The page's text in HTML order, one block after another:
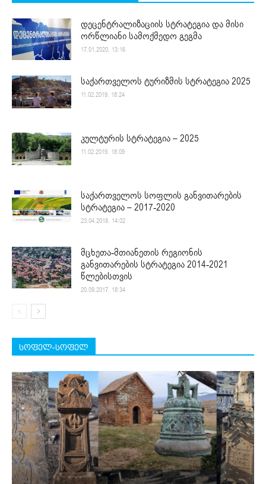
დეცენტრალიზაციის სტრატეგია და მისი
ორწლიანი სამოქმედო გეგმა
17.01.2020. 13:16
საქართველოს ტურიზმის სტრატეგია 2025
11.02.2019. 18:24
კულტურის სტრატეგია – 2025
11.02.2019. 18:09
საქართველოს სოფლის განვითარების
სტრატეგია – 2017-2020
23.04.2018. 14:02
მცხეთა-მთიანეთის რეგიონის
განვითარების სტრატეგია 2014-2021
წლებისთვის
20.09.2017. 18:34
სოფელ-სოფელ